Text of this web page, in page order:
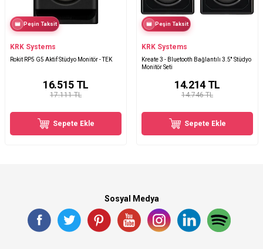
Peşin Taksit
KRK Systems
Rokit RP5 G5 Aktif Stüdyo Monitör - TEK
17.111 TL
16.515TL
Sepete Ekle
Peşin Taksit
KRK Systems
Kreate 3 - Bluetooth Bağlantılı 3.5'' Stüdyo
Monitör Seti
14.746 TL
14.214TL
Sepete Ekle
Sosyal Medya